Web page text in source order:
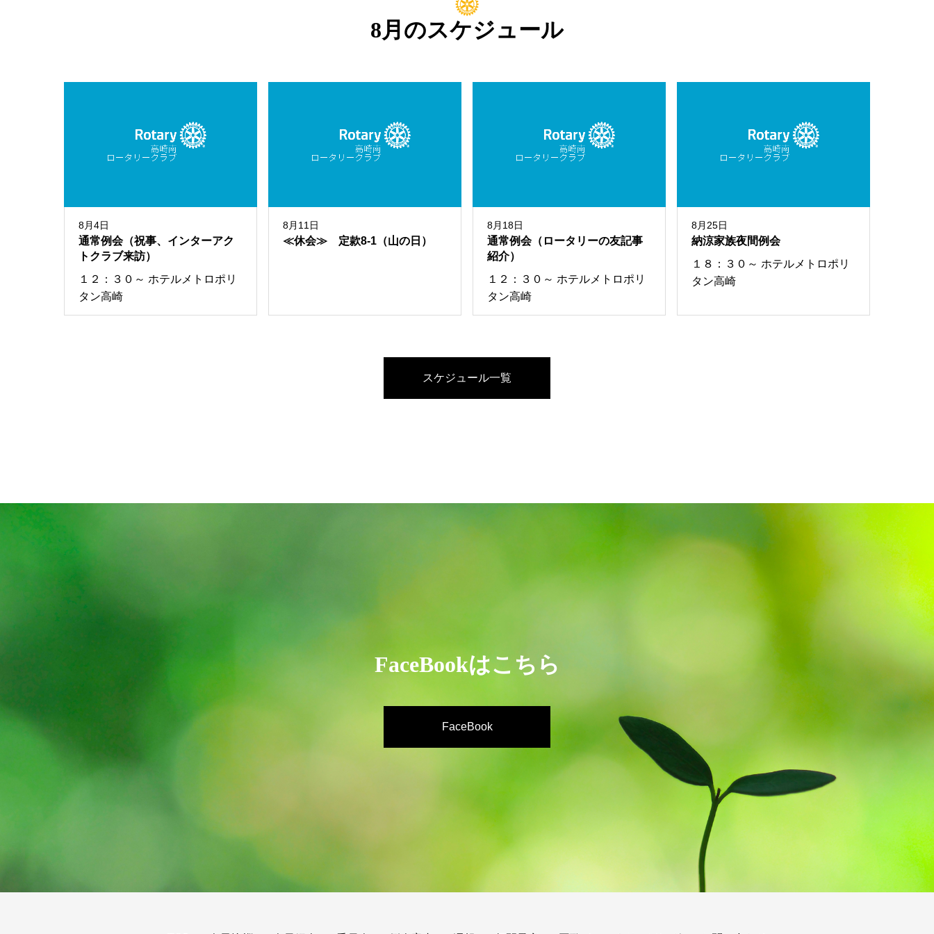
8月のスケジュール
8月4日
通常例会（祝事、インターアク
トクラブ来訪）
１２：３０～ ホテルメトロポリ
タン高崎
8月11日
≪休会≫ 定款8-1（山の日）
8月18日
通常例会（ロータリーの友記事
紹介）
１２：３０～ ホテルメトロポリ
タン高崎
8月25日
納涼家族夜間例会
１８：３０～ ホテルメトロポリ
タン高崎
スケジュール一覧
FaceBookはこちら
FaceBook